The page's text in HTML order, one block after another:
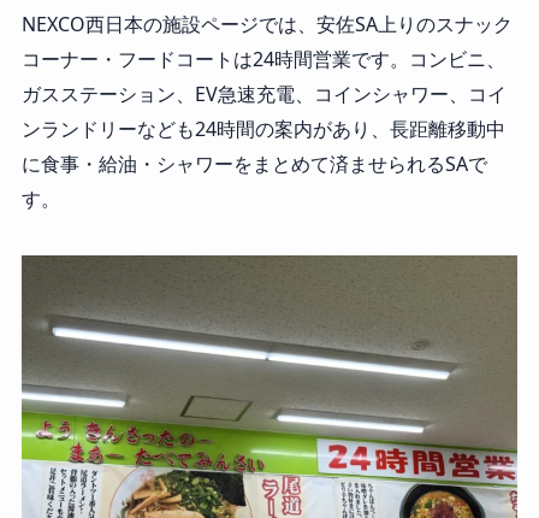
NEXCO西日本の施設ページでは、安佐SA上りのスナック
コーナー・フードコートは24時間営業です。コンビニ、
ガスステーション、EV急速充電、コインシャワー、コイ
ンランドリーなども24時間の案内があり、長距離移動中
に食事・給油・シャワーをまとめて済ませられるSAで
す。